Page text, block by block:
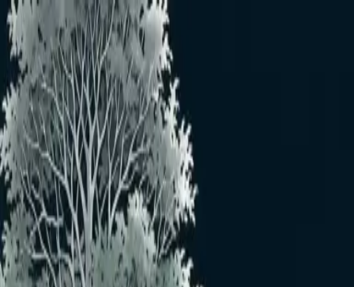
メインコンテンツへスキップ
おすすめユーザー
おすすめユーザーはいません
もっと見る